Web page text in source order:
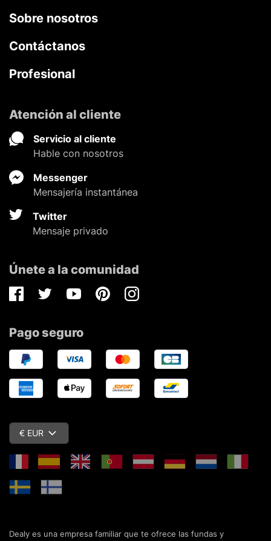
Sobre nosotros
Contáctanos
Profesional
Atención al cliente
Servicio al cliente
Hable con nosotros
Messenger
Mensajería instantánea
Twitter
Mensaje privado
Únete a la comunidad
FacebookTwitterYoutubePinterestInstagram
Pago seguro
€ EUR
Dealy es una empresa familiar que te ofrece las fundas y